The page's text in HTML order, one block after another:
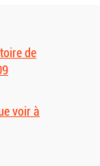
de
voir à